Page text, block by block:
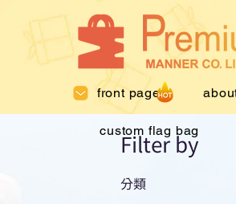
front page
custom flag bag
Filter by
分類